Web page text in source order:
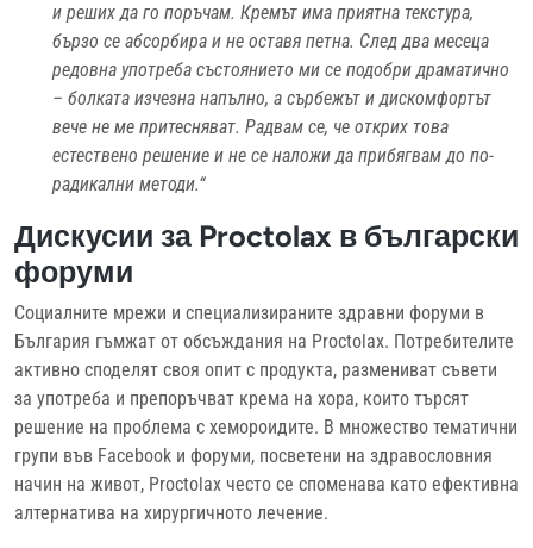
и реших да го поръчам. Кремът има приятна текстура,
бързо се абсорбира и не оставя петна. След два месеца
редовна употреба състоянието ми се подобри драматично
– болката изчезна напълно, а сърбежът и дискомфортът
вече не ме притесняват. Радвам се, че открих това
естествено решение и не се наложи да прибягвам до по-
радикални методи.“
Дискусии за Proctolax в български
форуми
Социалните мрежи и специализираните здравни форуми в
България гъмжат от обсъждания на Proctolax. Потребителите
активно споделят своя опит с продукта, размениват съвети
за употреба и препоръчват крема на хора, които търсят
решение на проблема с хемороидите. В множество тематични
групи във Facebook и форуми, посветени на здравословния
начин на живот, Proctolax често се споменава като ефективна
алтернатива на хирургичното лечение.